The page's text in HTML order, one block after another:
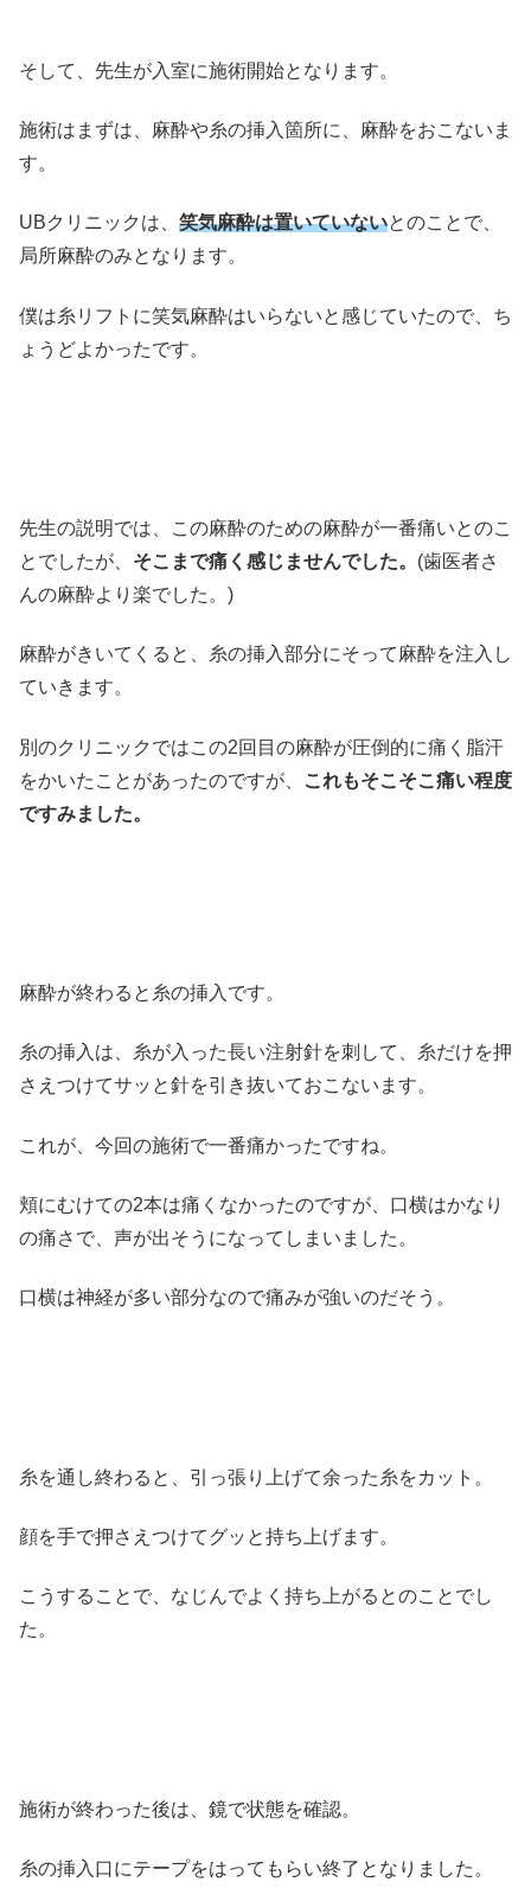
そして、先生が入室に施術開始となります。
施術はまずは、麻酔や糸の挿入箇所に、麻酔をおこないま
す。
UBクリニックは、 笑気麻酔は置いていないとのことで、
局所麻酔のみとなります。
僕は糸リフトに笑気麻酔はいらないと感じていたので、ち
ょうどよかったです。
先生の説明では、この麻酔のための麻酔が一番痛いとのこ
とでしたが、 そこまで痛く感じませんでした。 (歯医者さ
んの麻酔より楽でした。)
麻酔がきいてくると、糸の挿入部分にそって麻酔を注入し
ていきます。
別のクリニックではこの2回目の麻酔が圧倒的に痛く脂汗
をかいたことがあったのですが、
これもそこそこ痛い程度
ですみました。
麻酔が終わると糸の挿入です。
糸の挿入は、糸が入った長い注射針を刺して、糸だけを押
さえつけてサッと針を引き抜いておこないます。
これが、今回の施術で一番痛かったですね。
頬にむけての2本は痛くなかったのですが、口横はかなり
の痛さで、声が出そうになってしまいました。
口横は神経が多い部分なので痛みが強いのだそう。
糸を通し終わると、引っ張り上げて余った糸をカット。
顔を手で押さえつけてグッと持ち上げます。
こうすることで、なじんでよく持ち上がるとのことでし
た。
施術が終わった後は、鏡で状態を確認。
糸の挿入口にテープをはってもらい終了となりました。